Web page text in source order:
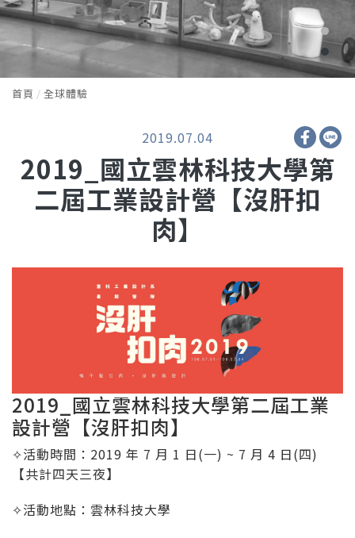
首頁 全球體驗
2019.07.04
2019_國立雲林科技大學第
二屆工業設計營【沒肝扣
肉】
2019_國立雲林科技大學第二屆工業
設計營【沒肝扣肉】
✧活動時間：2019 年 7 月 1 日(一) ~ 7 月 4 日(四)
【共計四天三夜】
✧活動地點：雲林科技大學